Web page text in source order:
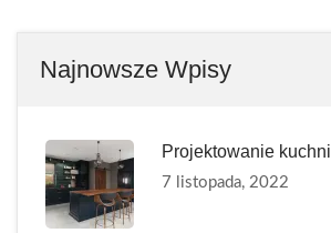
Najnowsze Wpisy
Projektowanie kuchni
7 listopada, 2022